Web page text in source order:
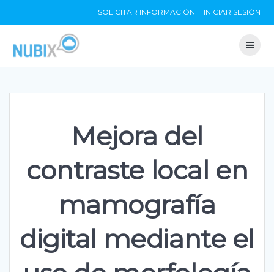
to
SOLICITAR INFORMACIÓN INICIAR SESIÓN
Mejora del
contraste local en
mamografía
digital mediante el